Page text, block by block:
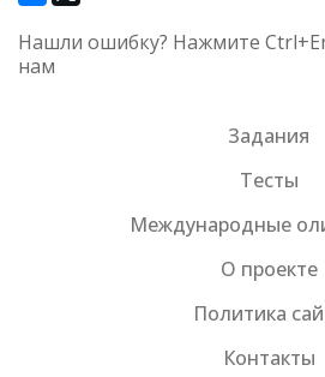
Нашли ошибку? Нажмите
нам
Задания
Тесты
Международные
О проекте
Политика
Контакты